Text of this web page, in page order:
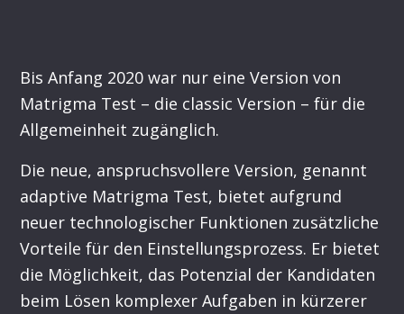
Bis Anfang 2020 war nur eine Version von
Matrigma Test – die classic Version – für die
Allgemeinheit zugänglich.
Die neue, anspruchsvollere Version, genannt
adaptive Matrigma Test, bietet aufgrund
neuer technologischer Funktionen zusätzliche
Vorteile für den Einstellungsprozess. Er bietet
die Möglichkeit, das Potenzial der Kandidaten
beim Lösen komplexer Aufgaben in kürzerer